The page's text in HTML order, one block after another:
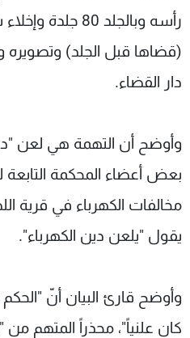
(قضاها قبل الجلد)
دار القضاء.
وأوضح أن التهمة هي لعن
بعض أعضاء المحكمة التابعة
مخالفات الكهرباء في قرية
يقول "يلعن دين الكهرباء".
وأوضح قارئ البيان أنّ
كان علنياً"، محذراً المتهم من